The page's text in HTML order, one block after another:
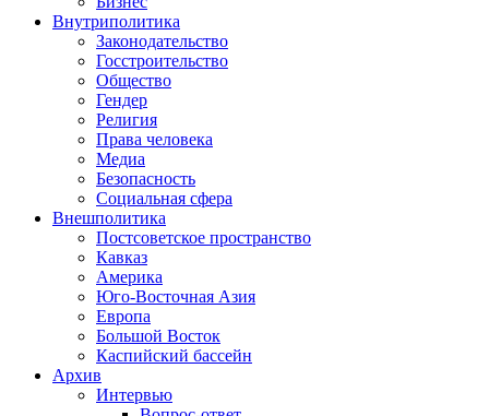
Внутриполитика
Законодательство
Госстроительство
Общество
Гендер
Религия
Права человека
Медиа
Безопасность
Социальная сфера
Внешполитика
Постсоветское пространство
Кавказ
Америка
Юго-Восточная Азия
Европа
Большой Восток
Каспийский бассейн
Архив
Интервью